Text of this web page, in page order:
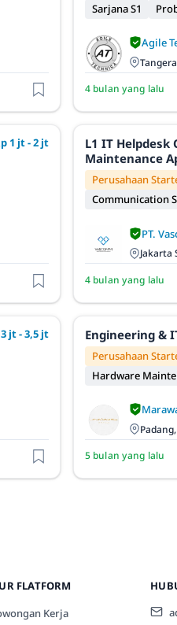
Sarjana S1
Agile
4 bulan yang lalu
1 jt - 2 jt
L1 IT Helpdesk
Maintenance
Perusahaan
Communication
PT.
Jakarta
4 bulan yang lalu
jt - 3,5 jt
Engineering &
Perusahaan
Hardware
5 bulan yang lalu
FLATFORM
Kerja